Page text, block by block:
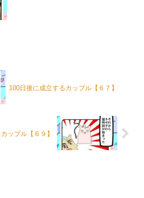
100日後に成立するカップル【６７】
ップル【６９】